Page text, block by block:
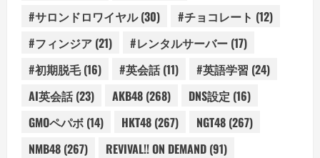
#サロンドロワイヤル(30) #チョコレート (12)
#フィンジア (21) #レンタルサーバー (17)
#初期脱毛(16) #英会話(11) #英語学習 (24)
AI英会話(23) AKB48 (268) DNS設定 (16)
GMOペパボ (14) HKT48 (267) NGT48 (267)
NMB48 (267) REVIVAL!! ON DEMAND (91)